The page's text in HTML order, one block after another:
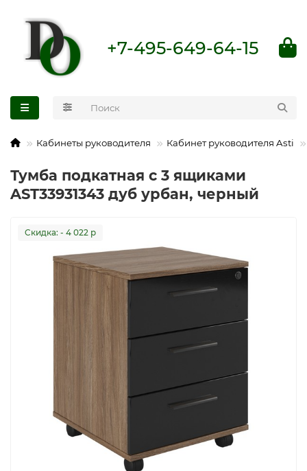
+7-495-649-64-15
Кабинеты руководителя Кабинет руководителя Asti
Тумба подкатная с 3 ящиками
AST33931343 дуб урбан, черный
Cкидка: - 4 022 р